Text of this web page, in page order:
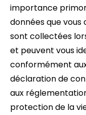
importance
données que vous
sont collectées
et peuvent vous
conformément
déclaration de
aux
protection de la